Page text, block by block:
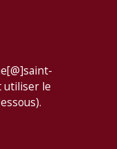
utiliser le